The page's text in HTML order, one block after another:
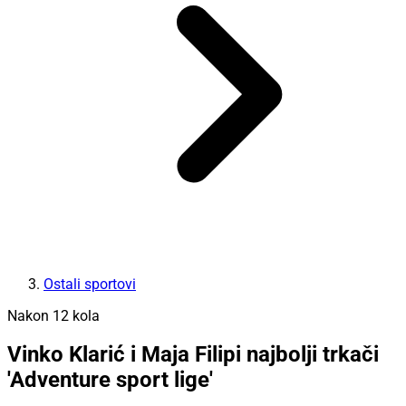
Ostali sportovi
Nakon 12 kola
Vinko Klarić i Maja Filipi najbolji trkači
'Adventure sport lige'